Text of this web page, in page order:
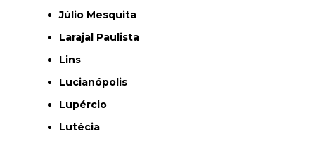
Júlio Mesquita
Larajal Paulista
Lins
Lucianópolis
Lupércio
Lutécia